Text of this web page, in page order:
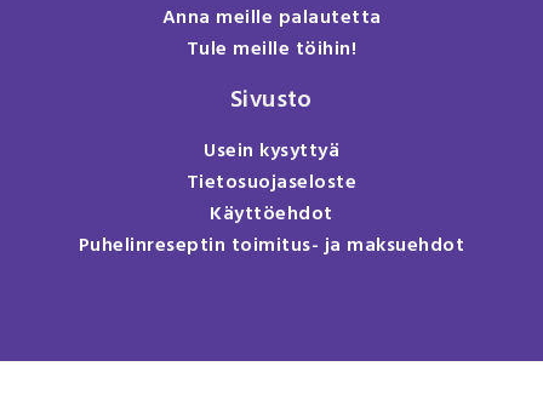
Anna meille palautetta
Tule meille töihin!
Sivusto
Usein kysyttyä
Tietosuojaseloste
Käyttöehdot
Puhelinreseptin toimitus- ja maksuehdot